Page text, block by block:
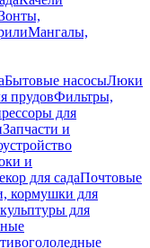
Мангалы,
Бытовые насосыЛюки
прудовФильтры,
для
Запчасти и
и
для садаПочтовые
кормушки для
для